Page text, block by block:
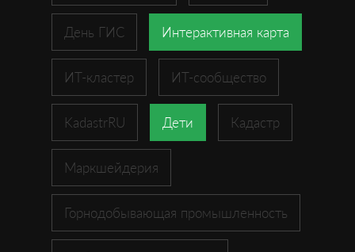
День ГИС Интерактивная карта
ИТ-кластер ИТ-сообщество
KadastrRU Дети Кадастр
Маркшейдерия
Горнодобывающая промышленность